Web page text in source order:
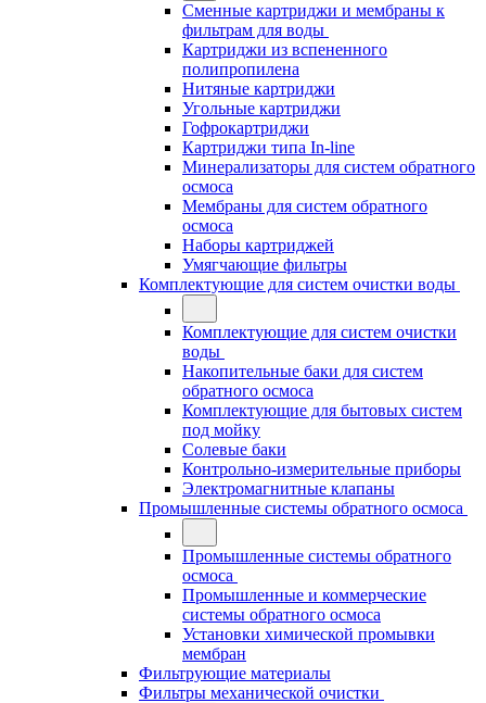
Сменные картриджи и мембраны к
фильтрам для воды
Картриджи из вспененного
полипропилена
Нитяные картриджи
Угольные картриджи
Гофрокартриджи
Картриджи типа In-line
Минерализаторы для систем обратного
осмоса
Мембраны для систем обратного
осмоса
Наборы картриджей
Умягчающие фильтры
Комплектующие для систем очистки воды
Комплектующие для систем очистки
воды
Накопительные баки для систем
обратного осмоса
Комплектующие для бытовых систем
под мойку
Солевые баки
Контрольно-измерительные приборы
Электромагнитные клапаны
Промышленные системы обратного осмоса
Промышленные системы обратного
осмоса
Промышленные и коммерческие
системы обратного осмоса
Установки химической промывки
мембран
Фильтрующие материалы
Фильтры механической очистки